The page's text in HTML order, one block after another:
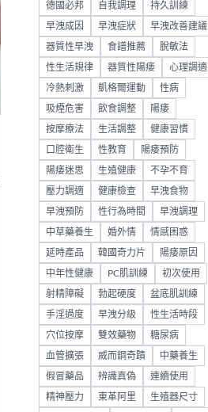
德國必邦 自我調理 持久訓練
早洩成因 早洩症狀 早洩改善建議
器質性早洩 食譜推薦 脫敏法
性生活規律 器質性陽痿 心理調適
冷熱刺激 凱格爾運動 性病
吸煙危害 飲食調整 陽痿
按摩療法 生活調整 健康習慣
口腔衛生 性教育 陽痿預防
陽痿迷思 生殖健康 不孕不育
壓力調適 健康檢查 早洩食物
早洩預防 性行為時間 早洩調理
中草藥養生 婚外情 情感困惑
延時產品 韓國奇力片 陽痿原因
中年性健康 PC肌訓練 初次使用
射精障礙 勃起硬度 盆底肌訓練
手淫過度 早洩分級 性生活時段
穴位按摩 雙效藥物 糖尿病
血管擴張 威而鋼奇蹟 中藥養生
假冒藥品 辨識真偽 連續使用
精神壓力 東革阿里 生殖器尺寸